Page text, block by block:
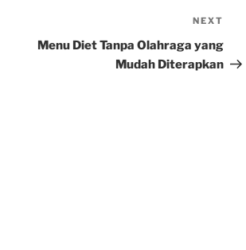
Post
NEXT
Menu Diet Tanpa Olahraga yang
Mudah Diterapkan